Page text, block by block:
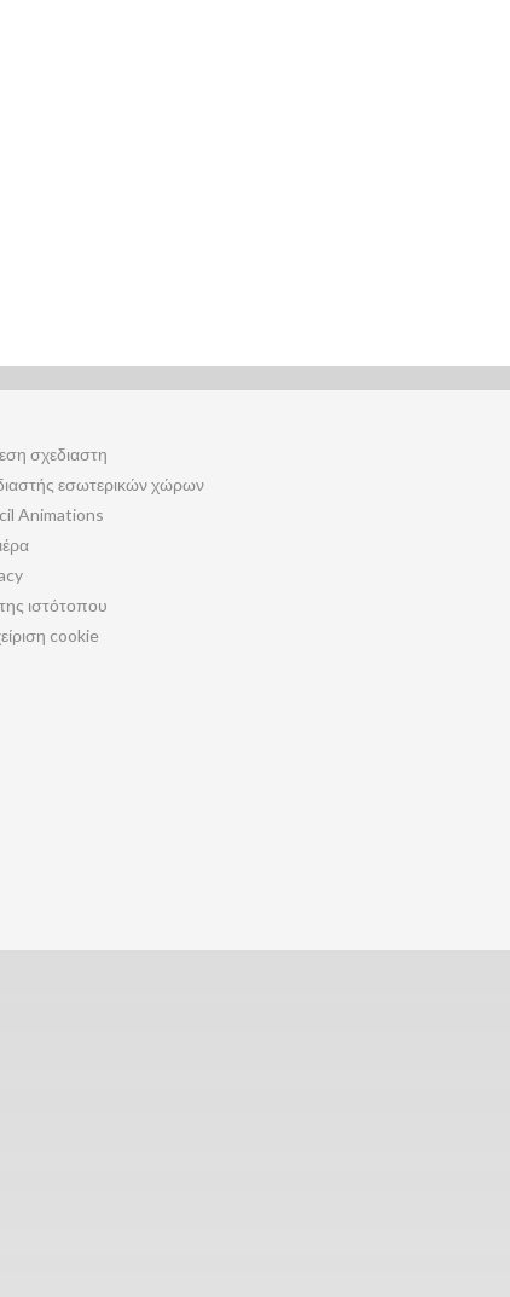
σχεδιαστη
εσωτερικών χώρων
Animations
ιστότοπου
cookie